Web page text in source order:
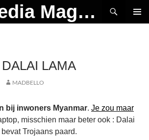
MAD Media Magazine
LAMA
MADBELLO
bij inwoners Myanmar. Je zou maar
misschien maar beter ook : Dalai
bevat Trojaans paard.